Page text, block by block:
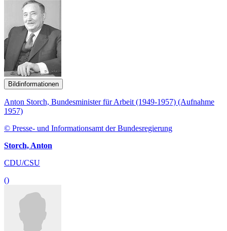
Bildinformationen
Anton Storch, Bundesminister für Arbeit (1949-1957) (Aufnahme
1957)
© Presse- und Informationsamt der Bundesregierung
Storch, Anton
CDU/CSU
()